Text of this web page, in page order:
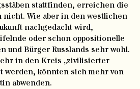
stattfinden, erreichen die
nicht. Wie aber in den westlichen
nachgedacht wird,
oder schon oppositionelle
und Bürger Russlands sehr wohl.
in den Kreis „zivilisierter
werden, könnten sich mehr von
abwenden.